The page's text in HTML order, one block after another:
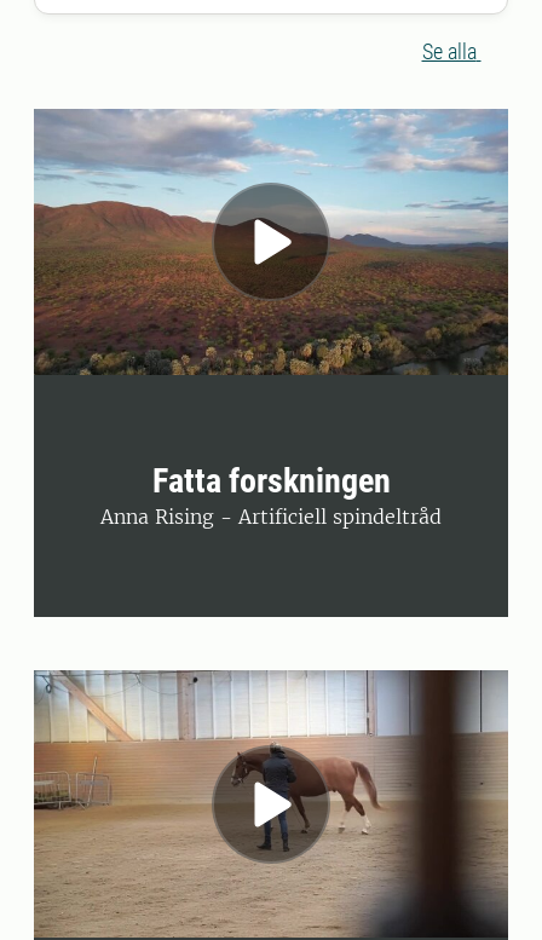
som den är konstruerad är den dock
och säkrare behandlingar för flertalet
av våra mest älskade djurslag.
Se alla
Fatta forskningen
Anna Rising - Artificiell spindeltråd